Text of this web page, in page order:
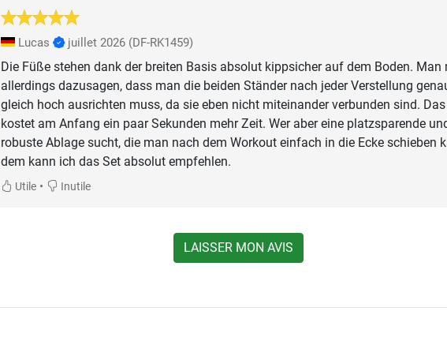
Lucas juillet 2026 (DF-RK1459)
Die Füße stehen dank der breiten Basis absolut kippsicher auf dem Boden. Man
allerdings dazusagen, dass man die beiden Ständer nach jeder Verstellung
gleich hoch ausrichten muss, da sie eben nicht miteinander verbunden sind. Das
kostet am Anfang ein paar Sekunden mehr Zeit. Wer aber eine platzsparende
robuste Ablage sucht, die man nach dem Workout einfach in die Ecke schieben
dem kann ich das Set absolut empfehlen.
Utile• Inutile
LAISSER MON AVIS